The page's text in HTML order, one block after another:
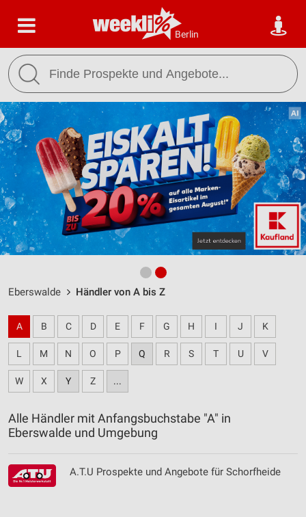
Berlin
Eberswalde Händler von A bis Z
A B C D E F G H I J K
L M N O P Q R S T U V
W X Y Z ...
Alle Händler mit Anfangsbuchstabe "A" in
Eberswalde und Umgebung
A.T.U Prospekte und Angebote für Schorfheide